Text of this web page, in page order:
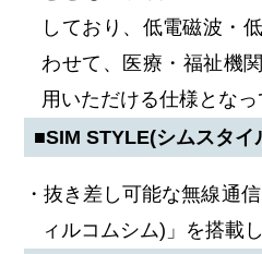
しており、低電磁波・
わせて、医療・福祉機
用いただける仕様となっ
■SIM STYLE(シムスタイ
・抜き差し可能な無線通
ィルコムシム)」を搭載